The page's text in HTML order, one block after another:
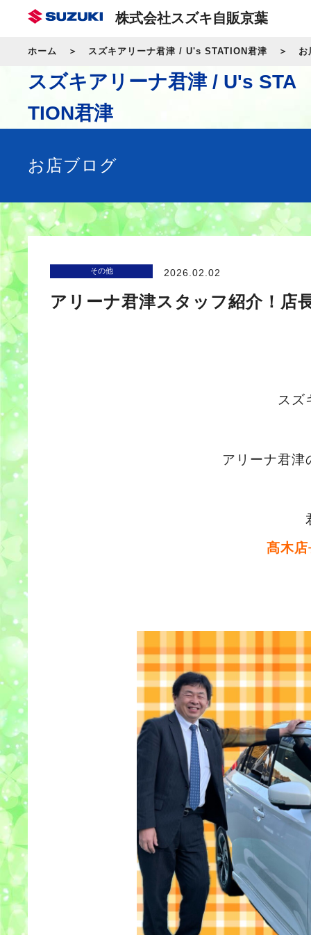
株式会社スズキ自販京葉
ホーム スズキアリーナ君津 / U's STATION君津 お
スズキアリーナ君津 / U's STA
TION君津
お店ブログ
その他 2026.02.02
アリーナ君津スタッフ紹介！店
スズ
アリーナ君津
髙木店